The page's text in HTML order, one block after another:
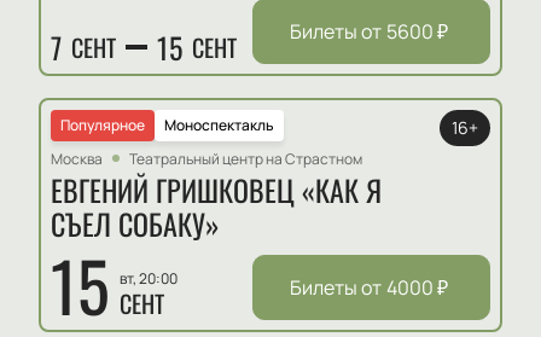
7 СЕНТ 15 СЕНТ Билеты от 5600₽
Моноспектакль
Популярное
Москва
Театральный центр на Страстном
ЕВГЕНИЙ ГРИШКОВЕЦ «КАК Я
СЪЕЛ СОБАКУ»
15 вт, 20:00
СЕНТ
16+
Билеты от 4000₽